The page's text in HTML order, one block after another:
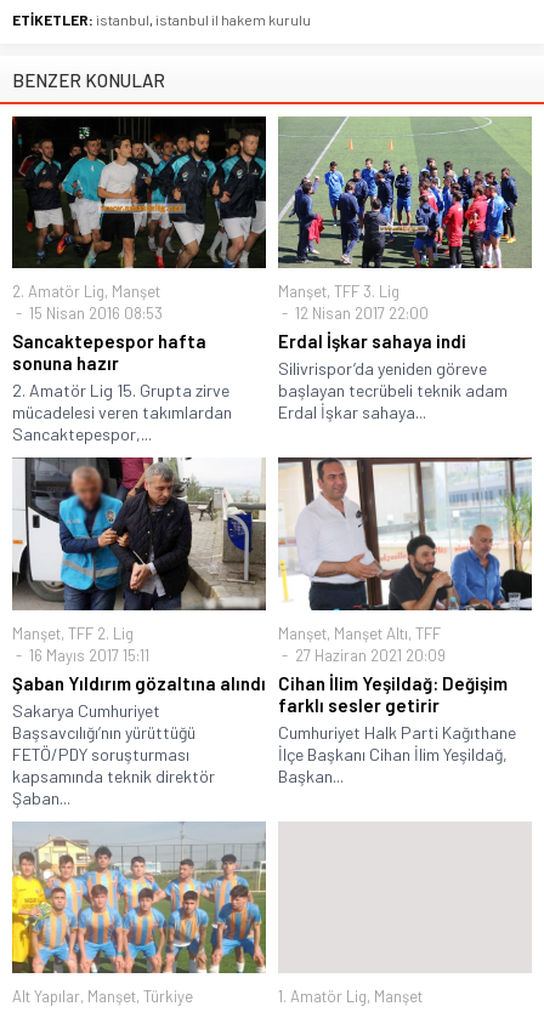
ETİKETLER: istanbul, istanbul il hakem kurulu
BENZER KONULAR
2. Amatör Lig, Manşet
15 Nisan 2016 08:53
Sancaktepespor hafta
sonuna hazır
2. Amatör Lig 15. Grupta zirve
mücadelesi veren takımlardan
Sancaktepespor,...
Manşet, TFF 3. Lig
12 Nisan 2017 22:00
Erdal İşkar sahaya indi
Silivrispor’da yeniden göreve
başlayan tecrübeli teknik adam
Erdal İşkar sahaya...
Manşet, TFF 2. Lig
16 Mayıs 2017 15:11
Şaban Yıldırım gözaltına alındı
Sakarya Cumhuriyet
Başsavcılığı’nın yürüttüğü
FETÖ/PDY soruşturması
kapsamında teknik direktör
Şaban...
Manşet, Manşet Altı, TFF
27 Haziran 2021 20:09
Cihan İlim Yeşildağ: Değişim
farklı sesler getirir
Cumhuriyet Halk Parti Kağıthane
İlçe Başkanı Cihan İlim Yeşildağ,
Başkan...
Alt Yapılar, Manşet, Türkiye
1. Amatör Lig, Manşet